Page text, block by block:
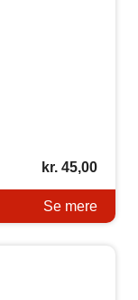
kr.45,00
Se mere